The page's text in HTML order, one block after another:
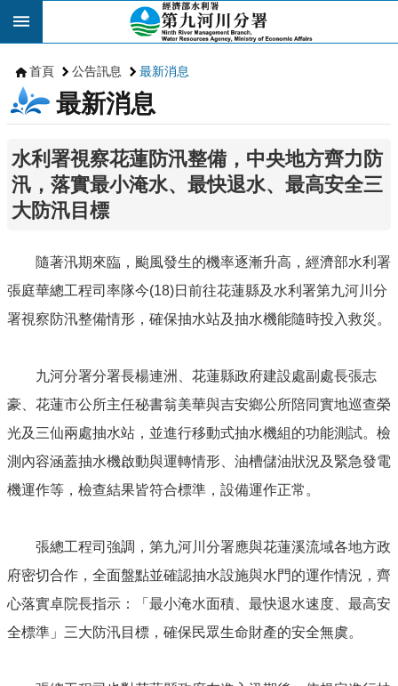
跳到主要內容區塊
首頁 公告訊息 最新消息
最新消息
水利署視察花蓮防汛整備，中央地方齊力防
汛，落實最小淹水、最快退水、最高安全三
大防汛目標
隨著汛期來臨，颱風發生的機率逐漸升高，經濟部水利署
張庭華總工程司率隊今(18)日前往花蓮縣及水利署第九河川分
署視察防汛整備情形，確保抽水站及抽水機能隨時投入救災。
九河分署分署長楊連洲、花蓮縣政府建設處副處長張志
豪、花蓮市公所主任秘書翁美華與吉安鄉公所陪同實地巡查榮
光及三仙兩處抽水站，並進行移動式抽水機組的功能測試。檢
測內容涵蓋抽水機啟動與運轉情形、油槽儲油狀況及緊急發電
機運作等，檢查結果皆符合標準，設備運作正常。
張總工程司強調，第九河川分署應與花蓮溪流域各地方政
府密切合作，全面盤點並確認抽水設施與水門的運作情況，齊
心落實卓院長指示：「最小淹水面積、最快退水速度、最高安
全標準」三大防汛目標，確保民眾生命財產的安全無虞。